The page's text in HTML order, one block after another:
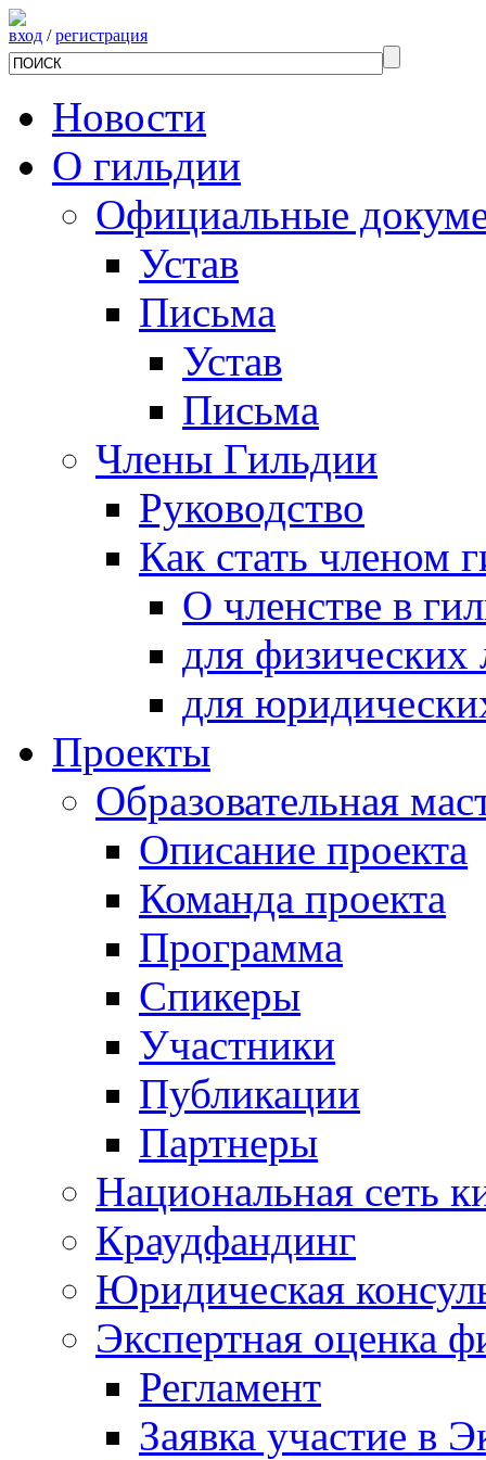
вход /регистрация
Новости
О гильдии
Официальные
Устав
Письма
Устав
Письма
Члены Гильдии
Руководство
Как стать членом
О членстве в
для физических
для
Проекты
Образовательная
Описание проекта
Команда проекта
Программа
Спикеры
Участники
Публикации
Партнеры
Национальная сеть
Краудфандинг
Юридическая
Экспертная оценка
Регламент
Заявка участие в